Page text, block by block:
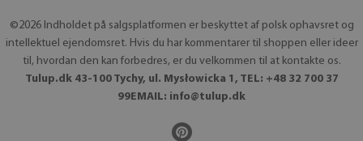
©2026 Indholdet på salgsplatformen er beskyttet af polsk ophavsret og
intellektuel ejendomsret. Hvis du har kommentarer til shoppen eller ideer
til, hvordan den kan forbedres, er du velkommen til at kontakte os.
Tulup.dk 43-100 Tychy, ul. Mysłowicka 1, TEL: +48 32 700 37
99EMAIL: info@tulup.dk